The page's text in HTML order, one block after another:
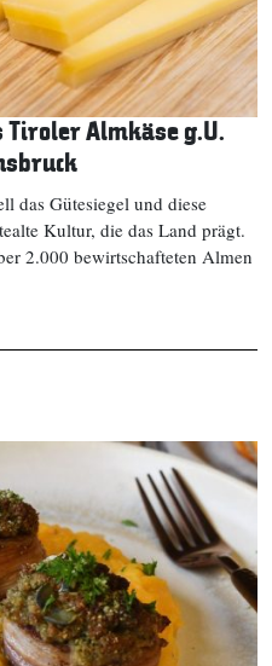
Almkäse g.U.
das Gütesiegel und diese
Kultur, die das Land prägt.
2.000 bewirtschafteten Almen